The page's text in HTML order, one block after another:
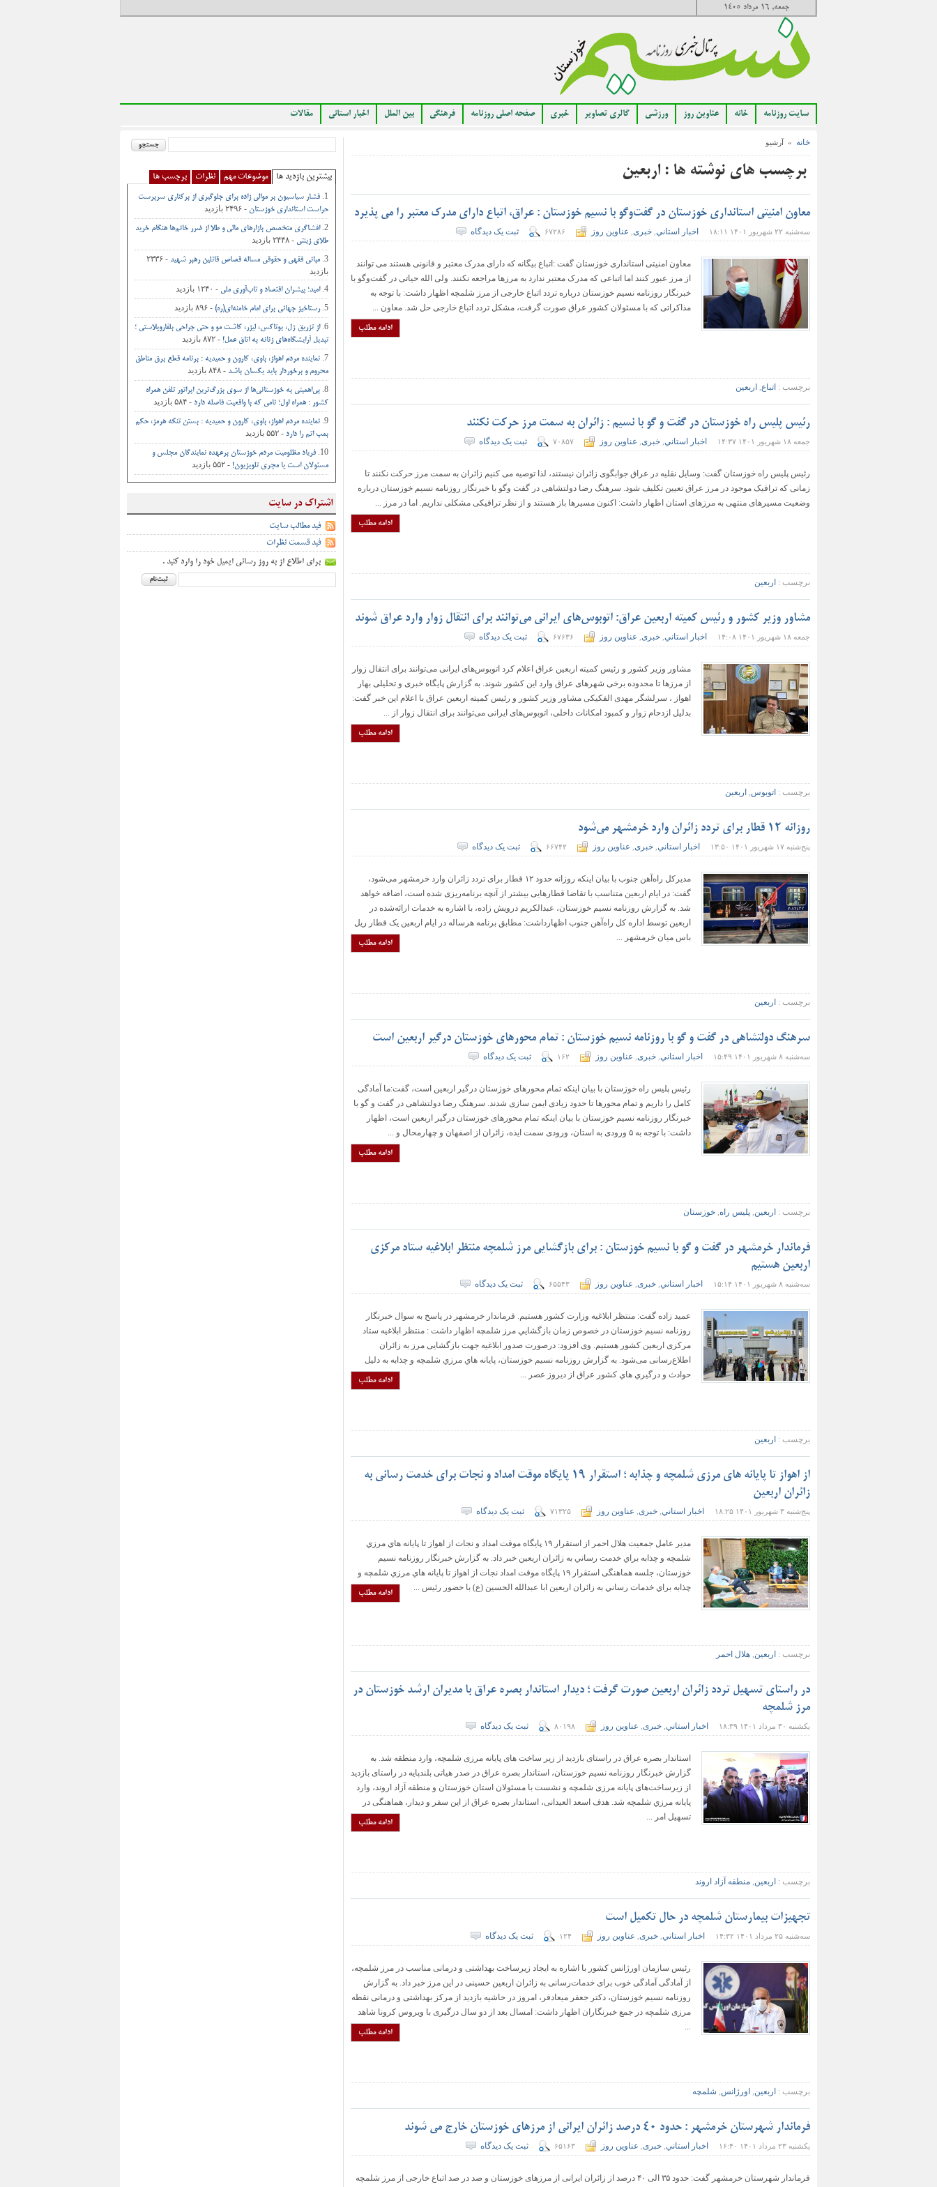
جمعه, ۱۶ مرداد ۱۴۰۵
سایت روزنامه خانه عناوین روز ورزشی گالری تصاویر خبری صفحه اصلی روزنامه فرهنگی بین الملل اخبار استانی مقالات
خانه » آرشیو
برچسب های نوشته ها : اربعین
معاون امنیتی استانداری خوزستان در گفت‌وگو با نسیم خوزستان : عراق، اتباع دارای مدرک معتبر را می پذیرد
سه‌شنبه ۲۲ شهریور ۱۴۰۱ ۱۸:۱۱ اخبار استاني خبری عناوین روز ۶۷۲۸۶ ثبت یک دیدگاه
معاون امنیتی استانداری خوزستان گفت :اتباع بیگانه که دارای مدرک معتبر و قانونی هستند می توانند
از مرز عبور کنند اما اتباعی که مدرک معتبر ندارد به مرزها مراجعه نکنند. ولی الله حیاتی در گفت‌وگو با
خبرنگار روزنامه نسیم خوزستان درباره تردد اتباع خارجی از مرز شلمچه اظهار داشت: با توجه به
مذاکراتی که با مسئولان کشور عراق صورت گرفت، مشکل تردد اتباع خارجی حل شد. معاون ...
ادامه مطلب
برچسب : اتباع, اربعین
رئیس پلیس راه خوزستان در گفت و گو با نسیم : زائران به سمت مرز حرکت نکنند
جمعه ۱۸ شهریور ۱۴۰۱ ۱۴:۳۷ اخبار استاني خبری عناوین روز ۷۰۸۵۷ ثبت یک دیدگاه
رئیس پلیس راه خوزستان گفت: وسایل نقلیه در عراق جوابگوی زائران نیستند، لذا توصیه می کنیم زائران به سمت مرز حرکت نکنند تا
زمانی که ترافیک موجود در مرز عراق تعیین تکلیف شود. سرهنگ رضا دولتشاهی در گفت وگو با خبرنگار روزنامه نسیم خوزستان درباره
وضعیت مسیرهای منتهی به مرزهای استان اظهار داشت: اکنون مسیرها باز هستند و از نظر ترافیکی مشکلی نداریم. اما در مرز ...
ادامه مطلب
برچسب : اربعین
مشاور وزیر کشور و رئیس کمیته اربعین عراق: اتوبوس‌های ایرانی می‌توانند برای انتقال زوار وارد عراق شوند
جمعه ۱۸ شهریور ۱۴۰۱ ۱۴:۰۸ اخبار استاني خبری عناوین روز ۶۷۶۳۶ ثبت یک دیدگاه
مشاور وزیر کشور و رئیس کمیته اربعین عراق اعلام کرد اتوبوس‌های ایرانی می‌توانند برای انتقال زوار
از مرز‌ها تا محدوده برخی شهر‌های عراق وارد این کشور شوند. به گزارش پایگاه خبری و تحلیلی بهار
اهواز ، سرلشگر مهدی الفکیکی مشاور وزیر کشور و رئیس کمیته اربعین عراق با اعلام این خبر گفت:
بدلیل ازدحام زوار و کمبود امکانات داخلی، اتوبوس‌های ایرانی می‌توانند برای انتقال زوار از ...
ادامه مطلب
برچسب : اتوبوس, اربعین
روزانه ۱۲ قطار برای تردد زائران وارد خرمشهر می‌شود
پنج‌شنبه ۱۷ شهریور ۱۴۰۱ ۱۳:۵۰ اخبار استاني خبری عناوین روز ۶۶۷۴۲ ثبت یک دیدگاه
مدیرکل راه‌آهن جنوب با بیان اینکه روزانه حدود ۱۲ قطار برای تردد زائران وارد خرمشهر می‌شود،
گفت: در ایام اربعین متناسب با تقاضا قطارهایی بیشتر از آنچه برنامه‌ریزی شده است، اضافه خواهد
شد. به گزارش روزنامه نسیم خوزستان، عبدالکریم درویش زاده، با اشاره به خدمات ارائه‌شده در
اربعین توسط اداره کل راه‌آهن جنوب اظهارداشت: مطابق برنامه هرساله در ایام اربعین یک قطار ریل
باس میان خرمشهر ...
ادامه مطلب
برچسب : اربعین
سرهنگ دولتشاهی در گفت و گو با روزنامه نسیم خوزستان : تمام محورهای خوزستان درگیر اربعین است
سه‌شنبه ۸ شهریور ۱۴۰۱ ۱۵:۴۹ اخبار استاني خبری عناوین روز ۱۶۲ ثبت یک دیدگاه
رئیس پلیس راه خوزستان با بیان اینکه تمام محورهای خوزستان درگیر اربعین است، گفت:ما آمادگی
کامل را داریم و تمام محورها تا حدود زیادی ایمن سازی شدند. سرهنگ رضا دولتشاهی در گفت و گو با
خبرنگار روزنامه نسیم خوزستان با بیان اینکه تمام محورهای خوزستان درگیر اربعین است، اظهار
داشت: با توجه به ۵ ورودی به استان، ورودی سمت ایذه، زائران از اصفهان و چهارمحال و ...
ادامه مطلب
برچسب : اربعین, پلیس راه, خوزستان
فرماندار خرمشهر در گفت و گو با نسیم خوزستان : برای بازگشایی مرز شلمچه منتظر ابلاغیه ستاد مرکزی
اربعین هستیم
سه‌شنبه ۸ شهریور ۱۴۰۱ ۱۵:۱۴ اخبار استاني خبری عناوین روز ۶۵۵۴۳ ثبت یک دیدگاه
عميد زاده گفت: منتظر ابلاغيه وزارت كشور هستيم. فرماندار خرمشهر در پاسخ به سوال خبرنگار
روزنامه نسيم خوزستان در خصوص زمان بازگشايي مرز شلمچه اظهار داشت : منتظر ابلاغیه ستاد
مرکزی اربعین کشور هستیم. وی افزود: درصورت صدور ابلاغیه جهت بازگشایی مرز به زائران
اطلاع‌رسانی می‌شود. به گزارش روزنامه نسيم خوزستان، پايانه هاي مرزي شلمچه و چذابه به دليل
حوادث و درگيري هاي كشور عراق از ديروز عصر ...
ادامه مطلب
برچسب : اربعین
از اهواز تا پایانه های مرزی شلمچه و چذابه ؛ استقرار ١٩ پایگاه موقت امداد و نجات برای خدمت رسانی به
زائران اربعین
پنج‌شنبه ۳ شهریور ۱۴۰۱ ۱۸:۲۵ اخبار استاني خبری عناوین روز ۷۱۳۲۵ ثبت یک دیدگاه
مدیر عامل جمعیت هلال احمر از استقرار ١٩ پایگاه موقت امداد و نجات از اهواز تا پايانه هاي مرزي
شلمچه و چذابه براي خدمت رساني به زائران اربعين خبر داد. به گزارش خبرنگار روزنامه نسیم
خوزستان، جلسه هماهنگی استقرار ۱۹ پایگاه موقت امداد نجات از اهواز تا پايانه هاي مرزي شلمچه و
چذابه براي خدمات رساني به زائران اربعين ابا عبدالله الحسين (ع) با حضور رئیس ...
ادامه مطلب
برچسب : اربعین, هلال احمر
در راستای تسهیل تردد زائران اربعین صورت گرفت ؛ دیدار استاندار بصره عراق با مدیران ارشد خوزستان در
مرز شلمچه
یکشنبه ۳۰ مرداد ۱۴۰۱ ۱۸:۳۹ اخبار استاني خبری عناوین روز ۸۰۱۹۸ ثبت یک دیدگاه
استاندار بصره عراق در راستای بازدید از زیر ساخت های پایانه مرزی شلمچه، وارد منطقه شد. به
گزارش خبرنگار روزنامه نسیم خوزستان، استاندار بصره عراق در صدر هیاتی بلندپایه در راستای بازدید
از زیرساخت‌های پایانه مرزی شلمچه و نشست با مسئولان استان خوزستان و منطقه آزاد اروند، وارد
پايانه مرزي شلمچه شد. هدف اسعد العیدانی، استاندار بصره عراق از این سفر و دیدار، هماهنگی در
تسهیل امر ...
ادامه مطلب
برچسب : اربعین, منطقه آزاد اروند
تجهیزات بیمارستان شلمچه در حال تکمیل است
سه‌شنبه ۲۵ مرداد ۱۴۰۱ ۱۴:۳۲ اخبار استاني خبری عناوین روز ۱۲۴ ثبت یک دیدگاه
رئیس سازمان اورژانس کشور با اشاره به ایجاد زیرساخت بهداشتی و درمانی مناسب در مرز شلمچه،
از آمادگی آمادگی خوب برای خدمات‌رسانی به زائران اربعین حسینی در این مرز خبر داد. به گزارش
روزنامه نسیم خوزستان، دکتر جعفر میعادفر، امروز در حاشیه بازدید از مرکز بهداشتی و درمانی نقطه
مرزی شلمچه در جمع خبرنگاران اظهار داشت: امسال بعد از دو سال درگیری با ویروس کرونا شاهد
...
ادامه مطلب
برچسب : اربعین, اورژانس, شلمچه
فرماندار شهرستان خرمشهر : حدود ۴۰ درصد زائران ایرانی از مرزهای خوزستان خارج می شوند
یکشنبه ۲۳ مرداد ۱۴۰۱ ۱۶:۴۰ اخبار استاني خبری عناوین روز ۶۵۱۶۳ ثبت یک دیدگاه
فرماندار شهرستان خرمشهر گفت: حدود ۳۵ الی ۴۰ درصد از زائران ایرانی از مرزهای خوزستان و صد در صد اتباع خارجی از مرز شلمچه
بیشترین بازدید ها موضوعات مهم نظرات برچسب ها
فشار سیاسیون بر موالی زاده برای جلوگیری از برکناری سرپرست
حراست استانداری خوزستان - ۲۴۹۶ بازدید
افشاگری متخصص بازارهای مالی و طلا از ضرر خانم‌ها هنگام خرید
طلای زینتی - ۲۴۴۸ بازدید
مبانی فقهی و حقوقی مساله قصاص قاتلین رهبر شهید
- ۲۳۳۶
بازدید
امید؛ پیشران اقتصاد و تاب‌آوری ملی - ۱۲۴۰ بازدید
رستاخیز جهانی برای امام خامنه‌ای(ره) - ۸۹۶ بازدید
از تزریق ژل، بوتاکس، لیزر، کاشت مو و حتی جراحی‌ بلفاروپلاستی ؛
تبدیل آرایشگاه‌های زنانه به اتاق‌ عمل‌! - ۸۷۲ بازدید
نماینده مردم اهواز، باوی، کارون و حمیدیه : برنامه قطع برق مناطق
محروم و برخوردار باید یکسان باشد - ۸۴۸ بازدید
بی‌اهمیتی به خوزستانی‌ها از سوی بزرگ‌ترین اپراتور تلفن همراه
کشور : همراه اول؛ نامی که با واقعیت فاصله دارد - ۵۸۴ بازدید
نماینده مردم اهواز، باوی، کارون و حمیدیه : بستن تنگه هرمز، حکم
بمب اتم را دارد - ۵۵۲ بازدید
فریاد مظلومیت مردم خوزستان برعهده نمایندگان مجلس و
مسئولان است یا مجری تلویزیون! - ۵۵۲ بازدید
اشتراک در سایت
فید مطالب سایت
فید قسمت نظرات
برای اطلاع از به روز رسانی ایمیل خود را وارد کنید .